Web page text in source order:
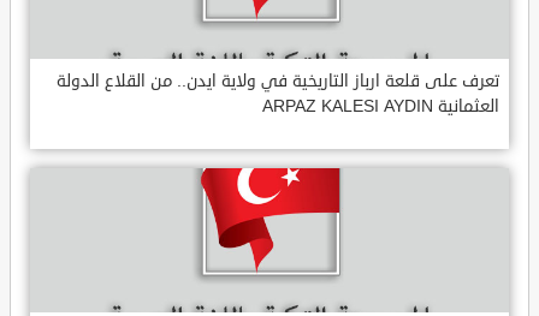
تعرف على قلعة ارباز التاريخية في ولاية ايدن.. من القلاع الدولة
العثمانية ARPAZ KALESI AYDIN